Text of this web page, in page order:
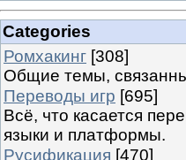
Categories
Ромхакинг [308]
Общие темы,
Переводы игр [695]
Всё, что касается
языки и платформы.
Русификация [470]